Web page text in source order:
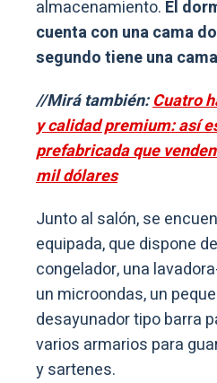
almacenamiento. El
cuenta con una cama
segundo tiene una
//Mirá también:Cuatro
y calidad premium: así
prefabricada que
mil dólares
Junto al salón, se
equipada, que dispone
congelador, una
un microondas, un
desayunador tipo barra
varios armarios para
y sartenes.